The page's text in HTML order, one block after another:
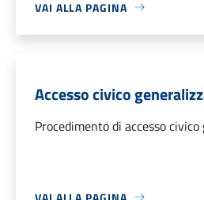
VAI ALLA PAGINA
Accesso civico
Procedimento di accesso